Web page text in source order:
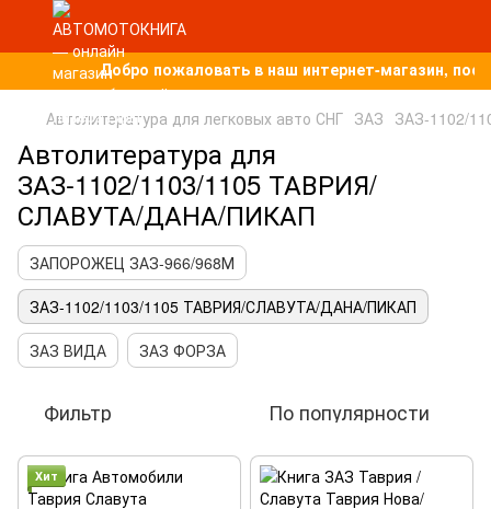
Добро пожаловать в наш интернет-магазин,
Автолитература для легковых авто СНГ ЗАЗ ЗАЗ-1102/
Автолитература для
ЗАЗ-1102/1103/1105 ТАВРИЯ/
СЛАВУТА/ДАНА/ПИКАП
ЗАПОРОЖЕЦ ЗАЗ-966/968М
ЗАЗ-1102/1103/1105 ТАВРИЯ/СЛАВУТА/ДАНА/ПИКАП
ЗАЗ ВИДА
ЗАЗ ФОРЗА
Фильтр По популярности
Хит